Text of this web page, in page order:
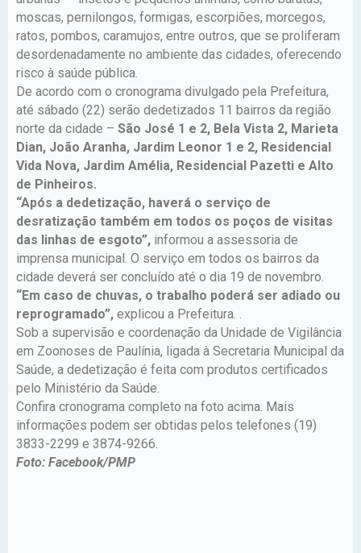
moscas, pernilongos, formigas, escorpiões, morcegos,
ratos, pombos, caramujos, entre outros, que se proliferam
desordenadamente no ambiente das cidades, oferecendo
risco à saúde pública.
De acordo com o cronograma divulgado pela Prefeitura,
até sábado (22) serão dedetizados 11 bairros da região
norte da cidade – São José 1 e 2, Bela Vista 2, Marieta
Dian, João Aranha, Jardim Leonor 1 e 2, Residencial
Vida Nova, Jardim Amélia, Residencial Pazetti e Alto
de Pinheiros.
“Após a dedetização, haverá o serviço de
desratização também em todos os poços de visitas
das linhas de esgoto”, informou a assessoria de
imprensa municipal. O serviço em todos os bairros da
cidade deverá ser concluído até o dia 19 de novembro.
“Em caso de chuvas, o trabalho poderá ser adiado ou
reprogramado”, explicou a Prefeitura. .
Sob a supervisão e coordenação da Unidade de Vigilância
em Zoonoses de Paulínia, ligada à Secretaria Municipal da
Saúde, a dedetização é feita com produtos certificados
pelo Ministério da Saúde.
Confira cronograma completo na foto acima. Mais
informações podem ser obtidas pelos telefones (19)
3833-2299 e 3874-9266.
Foto: Facebook/PMP